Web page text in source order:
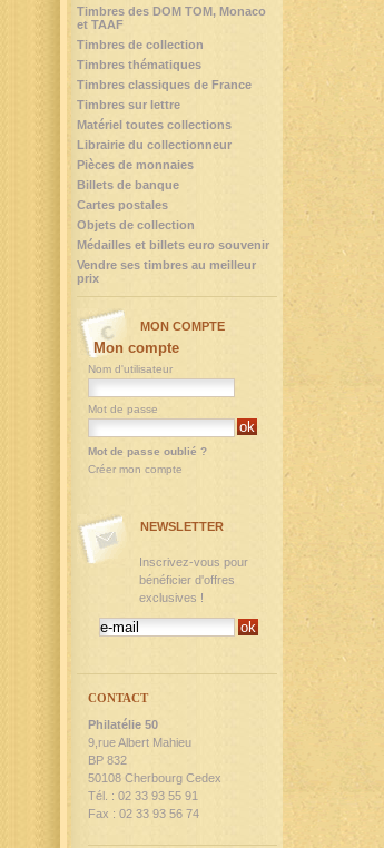
Timbres des DOM TOM, Monaco
et TAAF
Timbres de collection
Timbres thématiques
Timbres classiques de France
Timbres sur lettre
Matériel toutes collections
Librairie du collectionneur
Pièces de monnaies
Billets de banque
Cartes postales
Objets de collection
Médailles et billets euro souvenir
Vendre ses timbres au meilleur
prix
MON COMPTE
Mon compte
Nom d'utilisateur
Mot de passe
Mot de passe oublié ?
Créer mon compte
NEWSLETTER
Inscrivez-vous pour
bénéficier d'offres
exclusives !
CONTACT
Philatélie 50
9,rue Albert Mahieu
BP 832
50108 Cherbourg Cedex
Tél. : 02 33 93 55 91
Fax : 02 33 93 56 74